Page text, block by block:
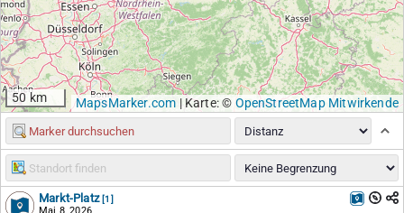
50 km MapsMarker.com |Karte: © OpenStreetMap Mitwirkende
Markt-Platz [1]